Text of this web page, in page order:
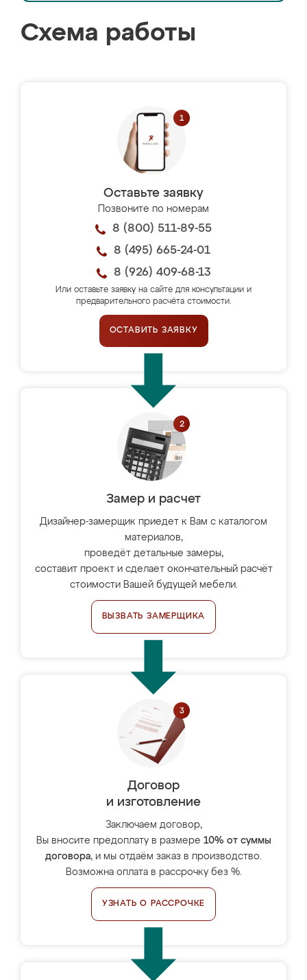
Схема работы
Оставьте заявку
Позвоните по номерам
8 (800) 511-89-55
8 (495) 665-24-01
8 (926) 409-68-13
Или оставьте заявку на сайте для консультации и
предварительного расчёта стоимости.
ОСТАВИТЬ ЗАЯВКУ
Замер и расчет
Дизайнер-замерщик приедет к Вам с каталогом
материалов,
проведёт детальные замеры,
составит проект и сделает окончательный расчёт
стоимости Вашей будущей мебели.
ВЫЗВАТЬ ЗАМЕРЩИКА
Договор
и изготовление
Заключаем договор,
Вы вносите предоплату в размере 10% от суммы
договора, и мы отдаём заказ в производство.
Возможна оплата в рассрочку без %.
УЗНАТЬ О РАССРОЧКЕ